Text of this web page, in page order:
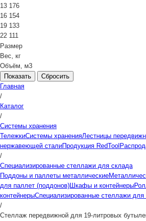
13 176
16 154
19 133
22 111
Размер
Вес, кг
Объём, м3
Сбросить
Главная
/
Каталог
/
Системы хранения
ТележкиСистемы храненияЛестницы
нержавеющей сталиПродукция RedTool
/
Специализированные стеллажи для склада
Поддоны и паллеты металлические
для паллет (поддонов)Шкафы и контейнеры
контейнерыСпециализированные стеллажи для
/
Стеллаж передвижной для 19-литровых